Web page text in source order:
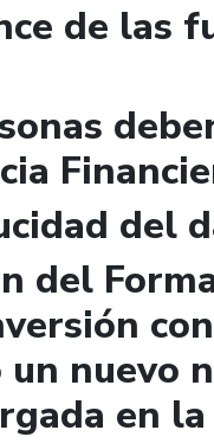
de las
del
del
nuevo
en